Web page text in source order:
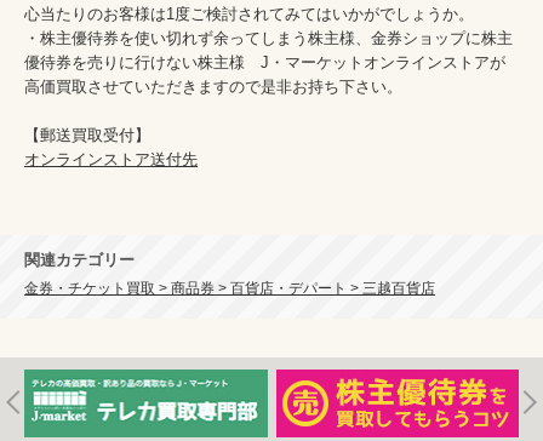
心当たりのお客様は1度ご検討されてみてはいかがでしょうか。
・株主優待券を使い切れず余ってしまう株主様、金券ショップに株主
優待券を売りに行けない株主様　J・マーケットオンラインストアが
高価買取させていただきますので是非お持ち下さい。
オンラインストア送付先
関連カテゴリー
金券・チケット買取 > 商品券 > 百貨店・デパート > 三越百貨店